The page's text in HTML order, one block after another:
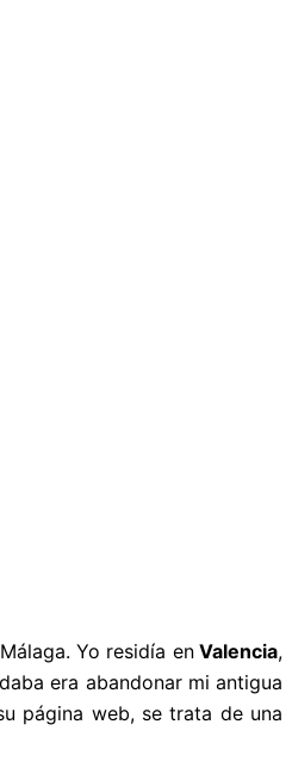
Yo residía enValencia,
era abandonar mi antigua
página web, se trata de una